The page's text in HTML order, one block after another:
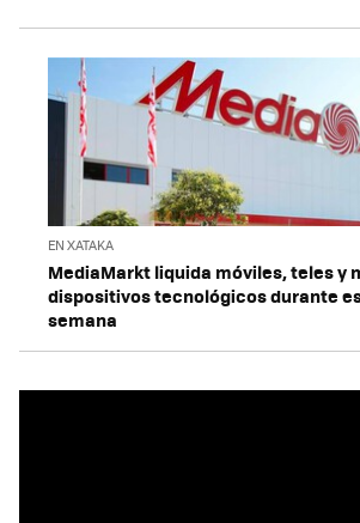
EN XATAKA
MediaMarkt liquida móviles, teles y
dispositivos tecnológicos durante
semana